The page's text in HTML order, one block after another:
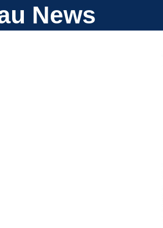
News